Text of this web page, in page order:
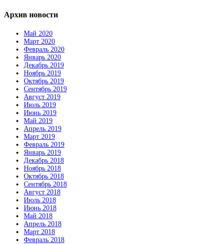
Архив новости
Май 2020
Март 2020
Февраль 2020
Январь 2020
Декабрь 2019
Ноябрь 2019
Октябрь 2019
Сентябрь 2019
Август 2019
Июль 2019
Июнь 2019
Май 2019
Апрель 2019
Март 2019
Февраль 2019
Январь 2019
Декабрь 2018
Ноябрь 2018
Октябрь 2018
Сентябрь 2018
Август 2018
Июль 2018
Июнь 2018
Май 2018
Апрель 2018
Март 2018
Февраль 2018